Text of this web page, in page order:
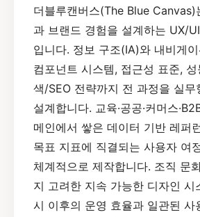
더블루캔버스(The Blue Canvas)
과 브랜드 경험을 설계하는 UX/
입니다. 정보 구조(IA)와 내비게
컴포넌트 시스템, 접근성 표준,
색/SEO 전략까지 전 과정을 실무
설계합니다. 교육·공공·커머스
메인에서 쌓은 데이터 기반 레퍼
목표 지표에 직결되는 사용자 여
체계적으로 제작합니다. 조직 문
지 고려한 지속 가능한 디자인 시
시 이후의 운영 효율과 일관된 사